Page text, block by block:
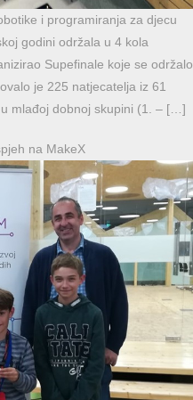
i programiranja za djecu
godini održala u 4 kola
Supefinale koje se održalo
je 225 natjecatelja iz 61
mlađoj dobnoj skupini (1. – […]
na MakeX